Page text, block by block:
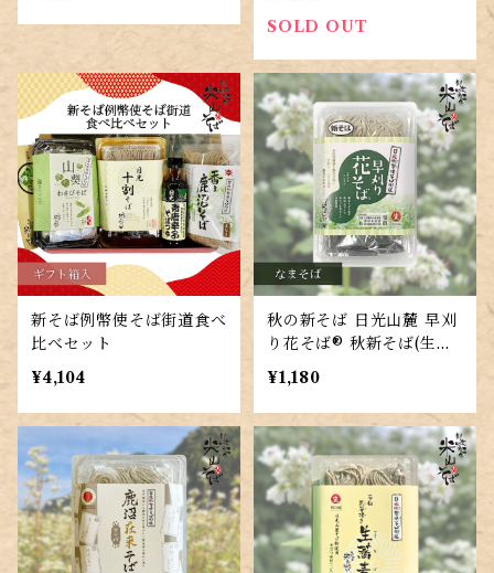
SOLD OUT
新そば例幣使そば街道食べ
比べセット
¥4,104
秋の新そば 日光山麓 早刈
り花そば® 秋新そば(生そ
ば)二人前 江戸そばつゆ付
き
¥1,180